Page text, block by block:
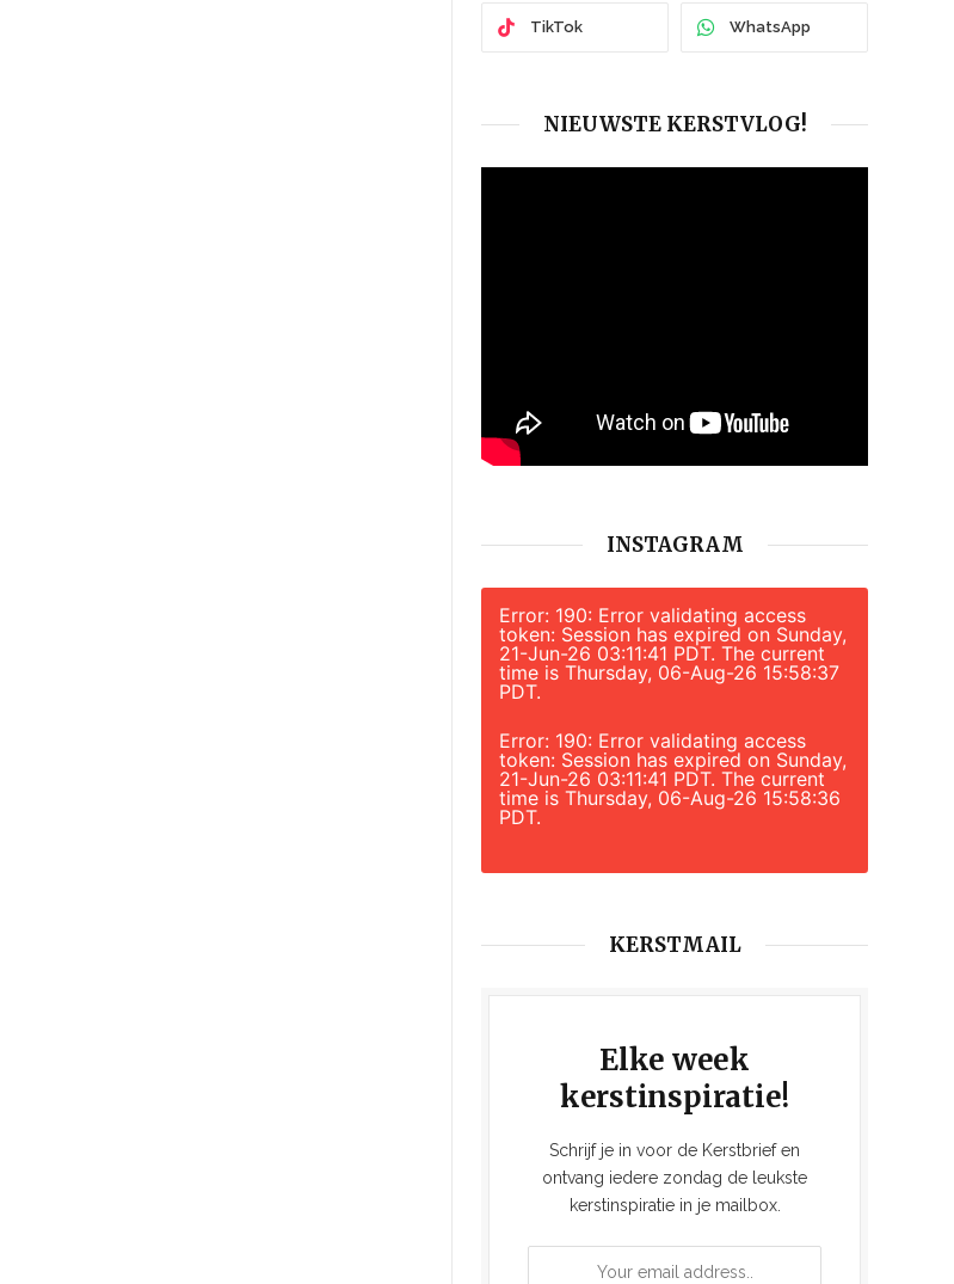
TikTok WhatsApp
NIEUWSTE KERSTVLOG!
INSTAGRAM
Error: 190: Error validating access
token: Session has expired on Sunday,
21-Jun-26 03:11:41 PDT. The current
time is Thursday, 06-Aug-26 15:58:37
PDT.
Error: 190: Error validating access
token: Session has expired on Sunday,
21-Jun-26 03:11:41 PDT. The current
time is Thursday, 06-Aug-26 15:58:36
PDT.
KERSTMAIL
Elke week
kerstinspiratie!
Schrijf je in voor de Kerstbrief en
ontvang iedere zondag de leukste
kerstinspiratie in je mailbox.